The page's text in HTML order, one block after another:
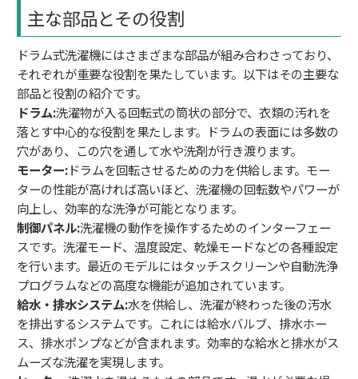
主な部品とその役割
ドラム式洗濯機にはさまざまな部品が組み合わさっており、
それぞれが重要な役割を果たしています。以下はその主要な
部品と役割の紹介です。
ドラム:洗濯物が入る回転式の筒状の部分で、衣類の汚れを
落とす中心的な役割を果たします。ドラムの表面には多数の
穴があり、この穴を通して水や洗剤が行き渡ります。
モーター:ドラムを回転させるための力を供給します。モー
ターの性能が高ければ高いほど、洗濯機の回転数やパワーが
向上し、効率的な洗浄が可能となります。
制御パネル:洗濯機の動作を操作するためのインターフェー
スです。洗濯モード、温度設定、乾燥モードなどの各種設定
を行います。最近のモデルにはタッチスクリーンや自動洗浄
プログラムなどの高度な機能が追加されています。
給水・排水システム:水を供給し、洗濯が終わった後の汚水
を排出するシステムです。これには給水バルブ、排水ホー
ス、排水ポンプなどが含まれます。効率的な給水と排水がス
ムーズな洗濯を実現します。